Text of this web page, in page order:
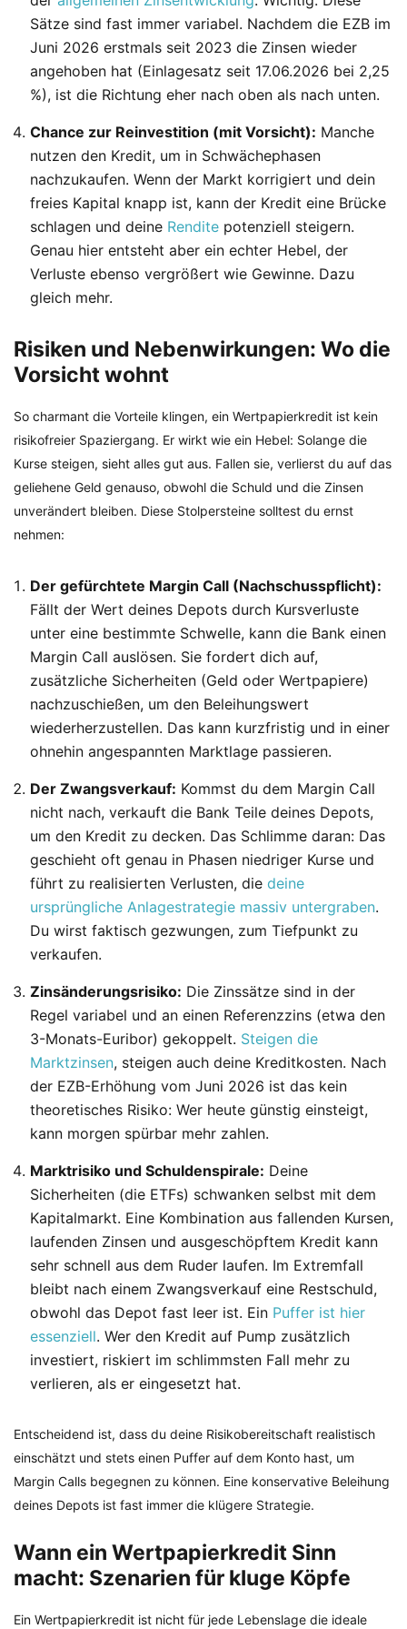
Sätze sind fast immer variabel. Nachdem die EZB im
Juni 2026 erstmals seit 2023 die Zinsen wieder
angehoben hat (Einlagesatz seit 17.06.2026 bei 2,25
%), ist die Richtung eher nach oben als nach unten.
Chance zur Reinvestition (mit Vorsicht): Manche
nutzen den Kredit, um in Schwächephasen
nachzukaufen. Wenn der Markt korrigiert und dein
freies Kapital knapp ist, kann der Kredit eine Brücke
schlagen und deine Rendite potenziell steigern.
Genau hier entsteht aber ein echter Hebel, der
Verluste ebenso vergrößert wie Gewinne. Dazu
gleich mehr.
Risiken und Nebenwirkungen: Wo die
Vorsicht wohnt
So charmant die Vorteile klingen, ein Wertpapierkredit ist kein
risikofreier Spaziergang. Er wirkt wie ein Hebel: Solange die
Kurse steigen, sieht alles gut aus. Fallen sie, verlierst du auf das
geliehene Geld genauso, obwohl die Schuld und die Zinsen
unverändert bleiben. Diese Stolpersteine solltest du ernst
nehmen:
Der gefürchtete Margin Call (Nachschusspflicht):
Fällt der Wert deines Depots durch Kursverluste
unter eine bestimmte Schwelle, kann die Bank einen
Margin Call auslösen. Sie fordert dich auf,
zusätzliche Sicherheiten (Geld oder Wertpapiere)
nachzuschießen, um den Beleihungswert
wiederherzustellen. Das kann kurzfristig und in einer
ohnehin angespannten Marktlage passieren.
Der Zwangsverkauf: Kommst du dem Margin Call
nicht nach, verkauft die Bank Teile deines Depots,
um den Kredit zu decken. Das Schlimme daran: Das
geschieht oft genau in Phasen niedriger Kurse und
führt zu realisierten Verlusten, die deine
ursprüngliche Anlagestrategie massiv untergraben.
Du wirst faktisch gezwungen, zum Tiefpunkt zu
verkaufen.
Zinsänderungsrisiko: Die Zinssätze sind in der
Regel variabel und an einen Referenzzins (etwa den
3-Monats-Euribor) gekoppelt. Steigen die
Marktzinsen, steigen auch deine Kreditkosten. Nach
der EZB-Erhöhung vom Juni 2026 ist das kein
theoretisches Risiko: Wer heute günstig einsteigt,
kann morgen spürbar mehr zahlen.
Marktrisiko und Schuldenspirale: Deine
Sicherheiten (die ETFs) schwanken selbst mit dem
Kapitalmarkt. Eine Kombination aus fallenden Kursen,
laufenden Zinsen und ausgeschöpftem Kredit kann
sehr schnell aus dem Ruder laufen. Im Extremfall
bleibt nach einem Zwangsverkauf eine Restschuld,
obwohl das Depot fast leer ist. Ein Puffer ist hier
essenziell. Wer den Kredit auf Pump zusätzlich
investiert, riskiert im schlimmsten Fall mehr zu
verlieren, als er eingesetzt hat.
Entscheidend ist, dass du deine Risikobereitschaft realistisch
einschätzt und stets einen Puffer auf dem Konto hast, um
Margin Calls begegnen zu können. Eine konservative Beleihung
deines Depots ist fast immer die klügere Strategie.
Wann ein Wertpapierkredit Sinn
macht: Szenarien für kluge Köpfe
Ein Wertpapierkredit ist nicht für jede Lebenslage die ideale